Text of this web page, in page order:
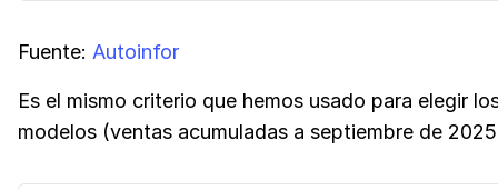
Fuente: Autoinfor
Es el mismo criterio que hemos usado para elegir
modelos (ventas acumuladas a septiembre de